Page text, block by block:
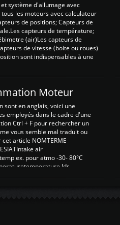
système d'allumage avec
les moteurs avec calculateur
de positions; Capteurs de
capteurs de température;
(air)Les capteurs de
de vitesse (boite ou roues)
sont indispensables à une
Moteur
sont en anglais, voici une
employés dans le cadre d'une
Ctrl + F pour rechercher un
vous semble mal traduit ou
article NOMTERME
air
ex. pour atmo -30- 80°C
ldr